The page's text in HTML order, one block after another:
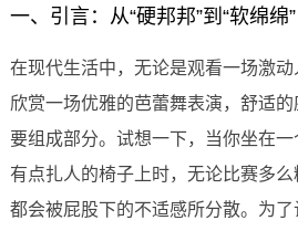
一、引言：从“硬邦邦”到“软绵绵”
在现代生活中，无论是观看一场激
欣赏一场优雅的芭蕾舞表演，舒适
要组成部分。试想一下，当你坐在
有点扎人的椅子上时，无论比赛多
都会被屁股下的不适感所分散。为